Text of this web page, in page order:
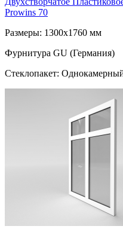
Prowins 70
Размеры: 1300x1760 мм
Фурнитура GU (Германия)
Стеклопакет: